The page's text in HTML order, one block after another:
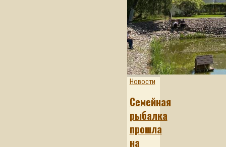
Новости
Семейная
рыбалка
прошла
на